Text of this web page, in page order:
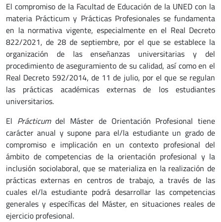
El compromiso de la Facultad de Educación de la UNED con la
materia Prácticum y Prácticas Profesionales se fundamenta
en la normativa vigente, especialmente en el Real Decreto
822/2021, de 28 de septiembre, por el que se establece la
organización de las enseñanzas universitarias y del
procedimiento de aseguramiento de su calidad, así como en el
Real Decreto 592/2014, de 11 de julio, por el que se regulan
las prácticas académicas externas de los estudiantes
universitarios.
El Prácticumdel Máster de Orientación Profesional tiene
carácter anual y supone para el/la estudiante un grado de
compromiso e implicación en un contexto profesional del
ámbito de competencias de la orientación profesional y la
inclusión sociolaboral, que se materializa en la realización de
prácticas externas en centros de trabajo, a través de las
cuales el/la estudiante podrá desarrollar las competencias
generales y específicas del Máster, en situaciones reales de
ejercicio profesional.